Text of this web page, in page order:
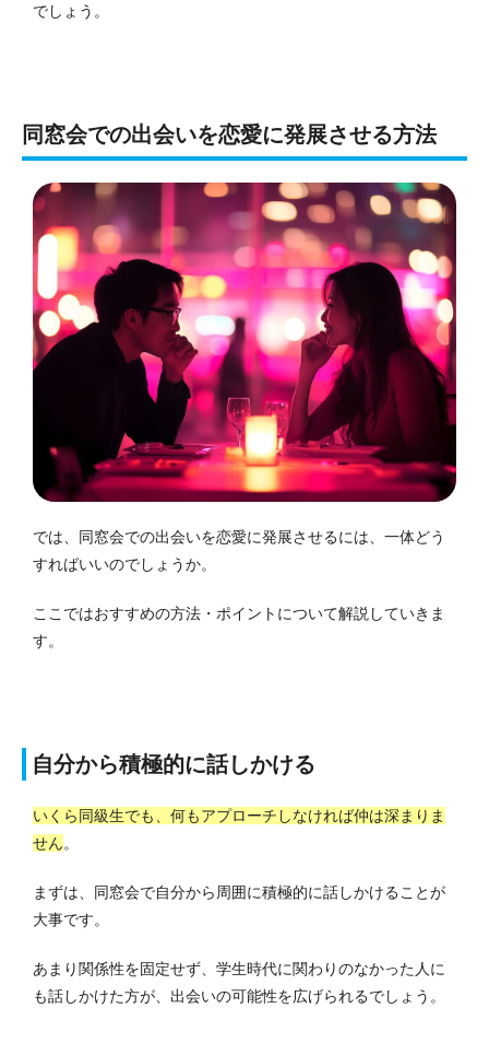
でしょう。
同窓会での出会いを恋愛に発展させる方法
では、同窓会での出会いを恋愛に発展させるには、一体どう
すればいいのでしょうか。
ここではおすすめの方法・ポイントについて解説していきま
す。
自分から積極的に話しかける
いくら同級生でも、何もアプローチしなければ仲は深まりま
せん。
まずは、同窓会で自分から周囲に積極的に話しかけることが
大事です。
あまり関係性を固定せず、学生時代に関わりのなかった人に
も話しかけた方が、出会いの可能性を広げられるでしょう。